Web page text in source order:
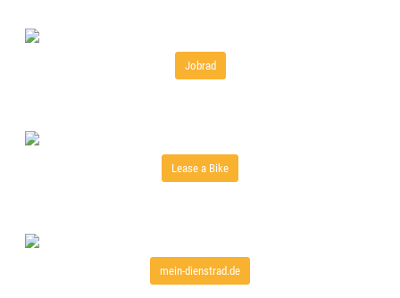
Jobrad
Lease a Bike
mein-dienstrad.de